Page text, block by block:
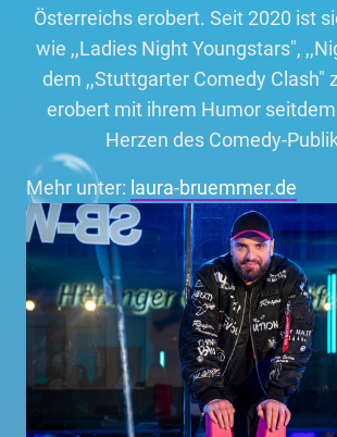
Österreichs erobert. Seit 2020 ist
wie ,,Ladies Night Youngstars",
dem ,,Stuttgarter Comedy Clash"
erobert mit ihrem Humor
Herzen des Comedy-
Mehr unter: laura-bruemmer.de